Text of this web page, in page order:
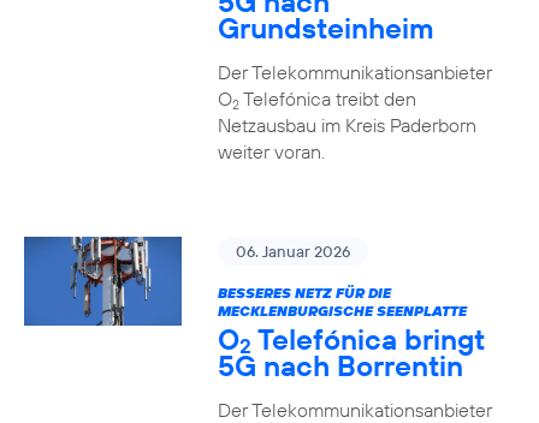
Grundsteinheim
Der Telekommunikationsanbieter
O2Telefónica treibt den
Netzausbau im Kreis Paderborn
weiter voran.
06. Januar 2026
BESSERES NETZ FÜR DIE
MECKLENBURGISCHE SEENPLATTE
O2 Telefónica bringt
5G nach Borrentin
Der Telekommunikationsanbieter